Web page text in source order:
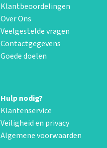
Klantbeoordelingen
Over Ons
Veelgestelde vragen
Contactgegevens
Goede doelen
Hulp nodig?
Klantenservice
Veiligheid en privacy
Algemene voorwaarden